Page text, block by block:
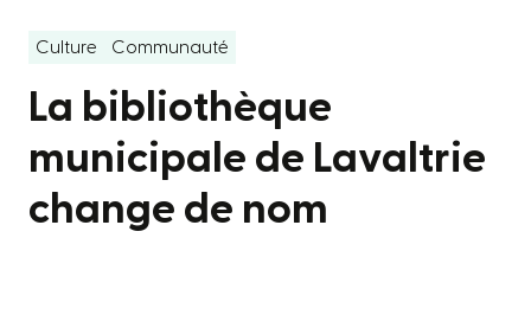
Culture Communauté
La bibliothèque
municipale de Lavaltrie
change de nom